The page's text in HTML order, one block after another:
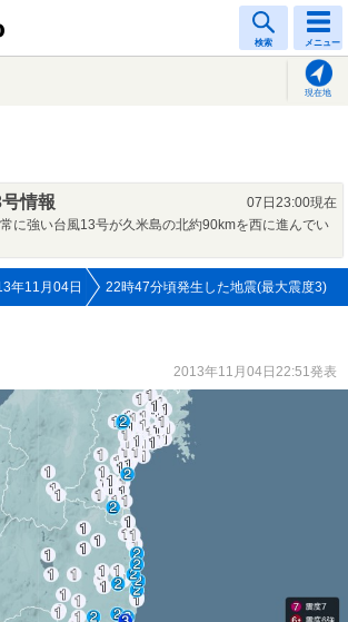
検索 メニュー
現在地
情報
07日23:00現在
に強い台風13号が久米島の北約90kmを西に進んでい
年11月04日 22時47分頃発生した地震(最大震度3)
2013年11月04日22:51発表